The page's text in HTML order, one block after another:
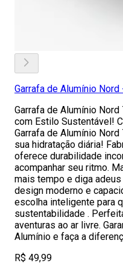
Garrafa de Alumínio
Garrafa de Alumínio
com Estilo Sustentável!
Garrafa de Alumínio
sua hidratação diária!
oferece durabilidade
acompanhar seu ritmo.
mais tempo e diga
design moderno e
escolha inteligente para
sustentabilidade .
aventuras ao ar livre.
Alumínio e faça a
R$ 49,99